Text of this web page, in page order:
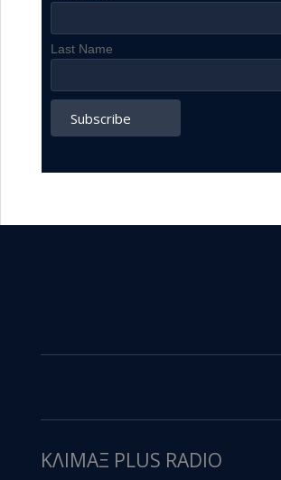
Last Name
ΚΛΙΜΑΞ PLUS RADIO